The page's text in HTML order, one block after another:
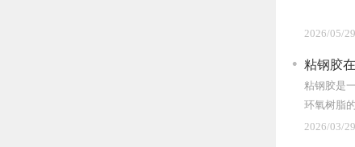
2026/05/
粘钢胶
粘钢胶是
环氧树脂
供高强度
2026/03/